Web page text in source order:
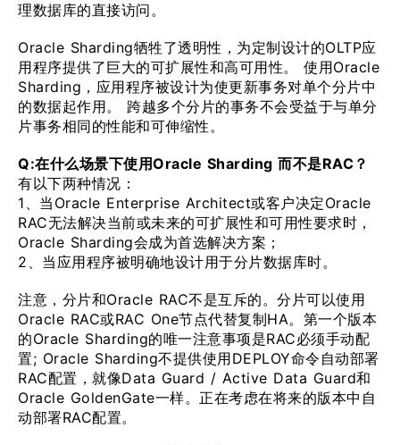
理数据库的直接访问。
Oracle Sharding牺牲了透明性，为定制设计的OLTP应
用程序提供了巨大的可扩展性和高可用性。 使用Oracle
Sharding，应用程序被设计为使更新事务对单个分片中
的数据起作用。 跨越多个分片的事务不会受益于与单分
片事务相同的性能和可伸缩性。
Q:在什么场景下使用Oracle Sharding 而不是RAC？
有以下两种情况：
1、当Oracle Enterprise Architect或客户决定Oracle
RAC无法解决当前或未来的可扩展性和可用性要求时，
Oracle Sharding会成为首选解决方案；
2、当应用程序被明确地设计用于分片数据库时。
注意，分片和Oracle RAC不是互斥的。分片可以使用
Oracle RAC或RAC One节点代替复制HA。第一个版本
的Oracle Sharding的唯一注意事项是RAC必须手动配
置; Oracle Sharding不提供使用DEPLOY命令自动部署
RAC配置，就像Data Guard / Active Data Guard和
Oracle GoldenGate一样。正在考虑在将来的版本中自
动部署RAC配置。